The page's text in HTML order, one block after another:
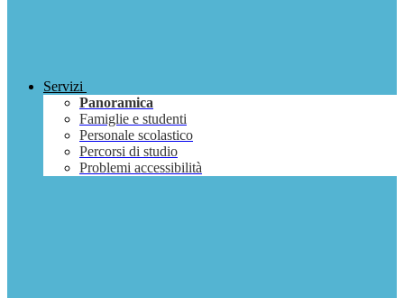
Servizi
Panoramica
Famiglie e studenti
Personale scolastico
Percorsi di studio
Problemi accessibilità